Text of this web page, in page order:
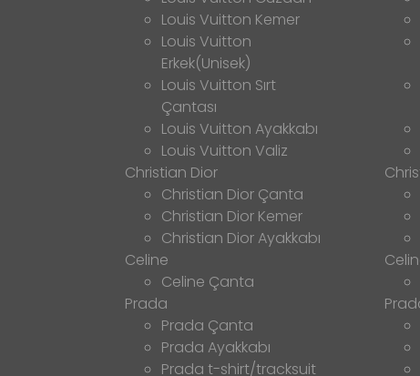
Louis Vuitton Kemer
Louis Vuitton
Erkek(Unisek)
Louis Vuitton Sırt
Çantası
Louis Vuitton Ayakkabı
Louis Vuitton Valiz
Christian Dior
Christian Dior Çanta
Christian Dior Kemer
Christian Dior Ayakkabı
Celine
Celine Çanta
Prada
Prada Çanta
Prada Ayakkabı
Prada t-shirt/tracksuit